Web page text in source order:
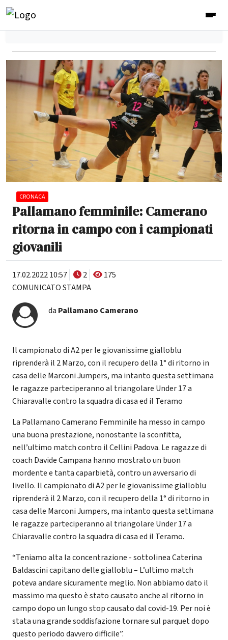
CRONACA
Pallamano femminile: Camerano
ritorna in campo con i campionati
giovanili
17.02.2022 10:57 2
175
COMUNICATO STAMPA
da Pallamano Camerano
Il campionato di A2 per le giovanissime gialloblu
riprenderà il 2 Marzo, con il recupero della 1° di ritorno in
casa delle Marconi Jumpers, ma intanto questa settimana
le ragazze parteciperanno al triangolare Under 17 a
Chiaravalle contro la squadra di casa ed il Teramo
La Pallamano Camerano Femminile ha messo in campo
una buona prestazione, nonostante la sconfitta,
nell’ultimo match contro il Cellini Padova. Le ragazze di
coach Davide Campana hanno mostrato un buon
mordente e tanta caparbietà, contro un avversario di
livello. Il campionato di A2 per le giovanissime gialloblu
riprenderà il 2 Marzo, con il recupero della 1° di ritorno in
casa delle Marconi Jumpers, ma intanto questa settimana
le ragazze parteciperanno al triangolare Under 17 a
Chiaravalle contro la squadra di casa ed il Teramo.
“Teniamo alta la concentrazione - sottolinea Caterina
Baldascini capitano delle gialloblu – L’ultimo match
poteva andare sicuramente meglio. Non abbiamo dato il
massimo ma questo è stato causato anche al ritorno in
campo dopo un lungo stop causato dal covid-19. Per noi è
stata una grande soddisfazione tornare sul parquet dopo
questo periodo davvero difficile”.